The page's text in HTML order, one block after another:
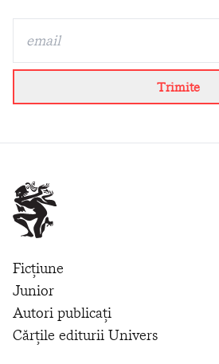
Trimite
Ficțiune
Junior
Autori publicați
Cărțile editurii Univers